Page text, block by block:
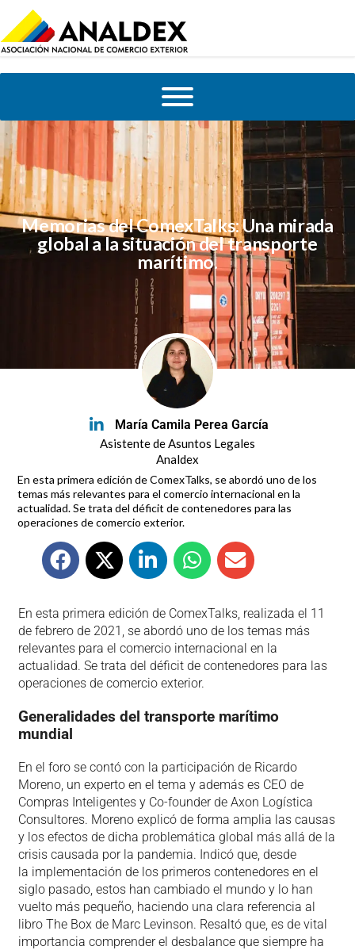
Memorias del ComexTalks: Una mirada
global a la situación del transporte
marítimo.
María Camila Perea García
Asistente de Asuntos Legales
Analdex
En esta primera edición de ComexTalks, se abordó uno de los
temas más relevantes para el comercio internacional en la
actualidad. Se trata del déficit de contenedores para las
operaciones de comercio exterior.
En esta primera edición de ComexTalks, realizada el 11
de febrero de 2021, se abordó uno de los temas más
relevantes para el comercio internacional en la
actualidad. Se trata del déficit de contenedores para las
operaciones de comercio exterior.
Generalidades del transporte marítimo
mundial
En el foro se contó con la participación de Ricardo
Moreno, un experto en el tema y además es CEO de
Compras Inteligentes y Co-founder de Axon Logística
Consultores. Moreno explicó de forma amplia las causas
y los efectos de dicha problemática global más allá de la
crisis causada por la pandemia. Indicó que, desde
la implementación de los primeros contenedores en el
siglo pasado, estos han cambiado el mundo y lo han
vuelto más pequeño, haciendo una clara referencia al
libro The Box de Marc Levinson. Resaltó que, es de vital
importancia comprender el desbalance que siempre ha